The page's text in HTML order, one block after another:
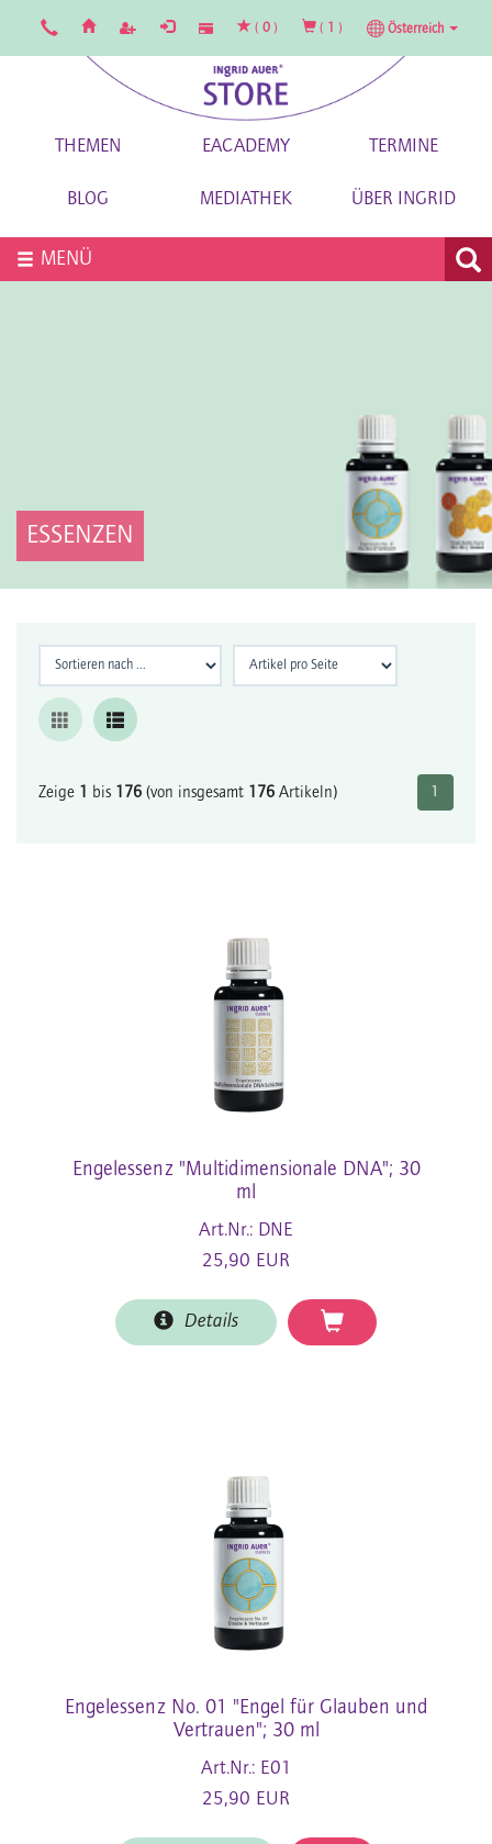
( 0 ) ( 1 ) Österreich
THEMEN EACADEMY TERMINE
BLOG MEDIATHEK ÜBER INGRID
MENÜ
ESSENZEN
Zeige 1 bis 176 (von insgesamt 176 Artikeln) 1
Engelessenz "Multidimensionale DNA"; 30
ml
Art.Nr.: DNE
25,90 EUR
Details
Engelessenz No. 01 "Engel für Glauben und
Vertrauen"; 30 ml
Art.Nr.: E01
25,90 EUR